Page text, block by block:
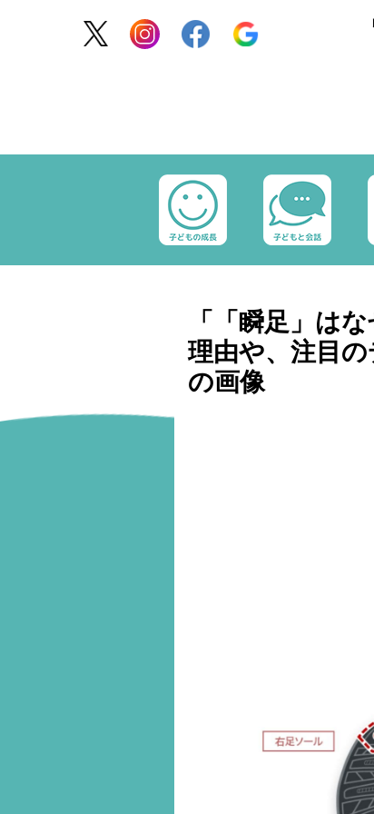
「「瞬足」は
理由や、注目
の画像